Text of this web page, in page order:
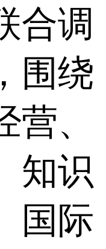
合调
围绕
、
知识
国际